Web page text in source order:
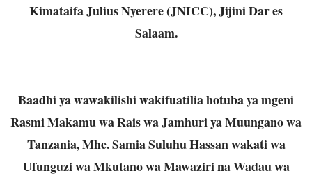
Kimataifa Julius Nyerere (JNICC), Jijini Dar es
Salaam.
Baadhi ya wawakilishi wakifuatilia hotuba ya mgeni
Rasmi Makamu wa Rais wa Jamhuri ya Muungano wa
Tanzania, Mhe. Samia Suluhu Hassan wakati wa
Ufunguzi wa Mkutano wa Mawaziri na Wadau wa